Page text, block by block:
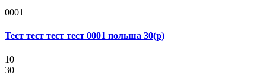
0001
Тест тест тест тест 0001 польша 30(р)
10
30